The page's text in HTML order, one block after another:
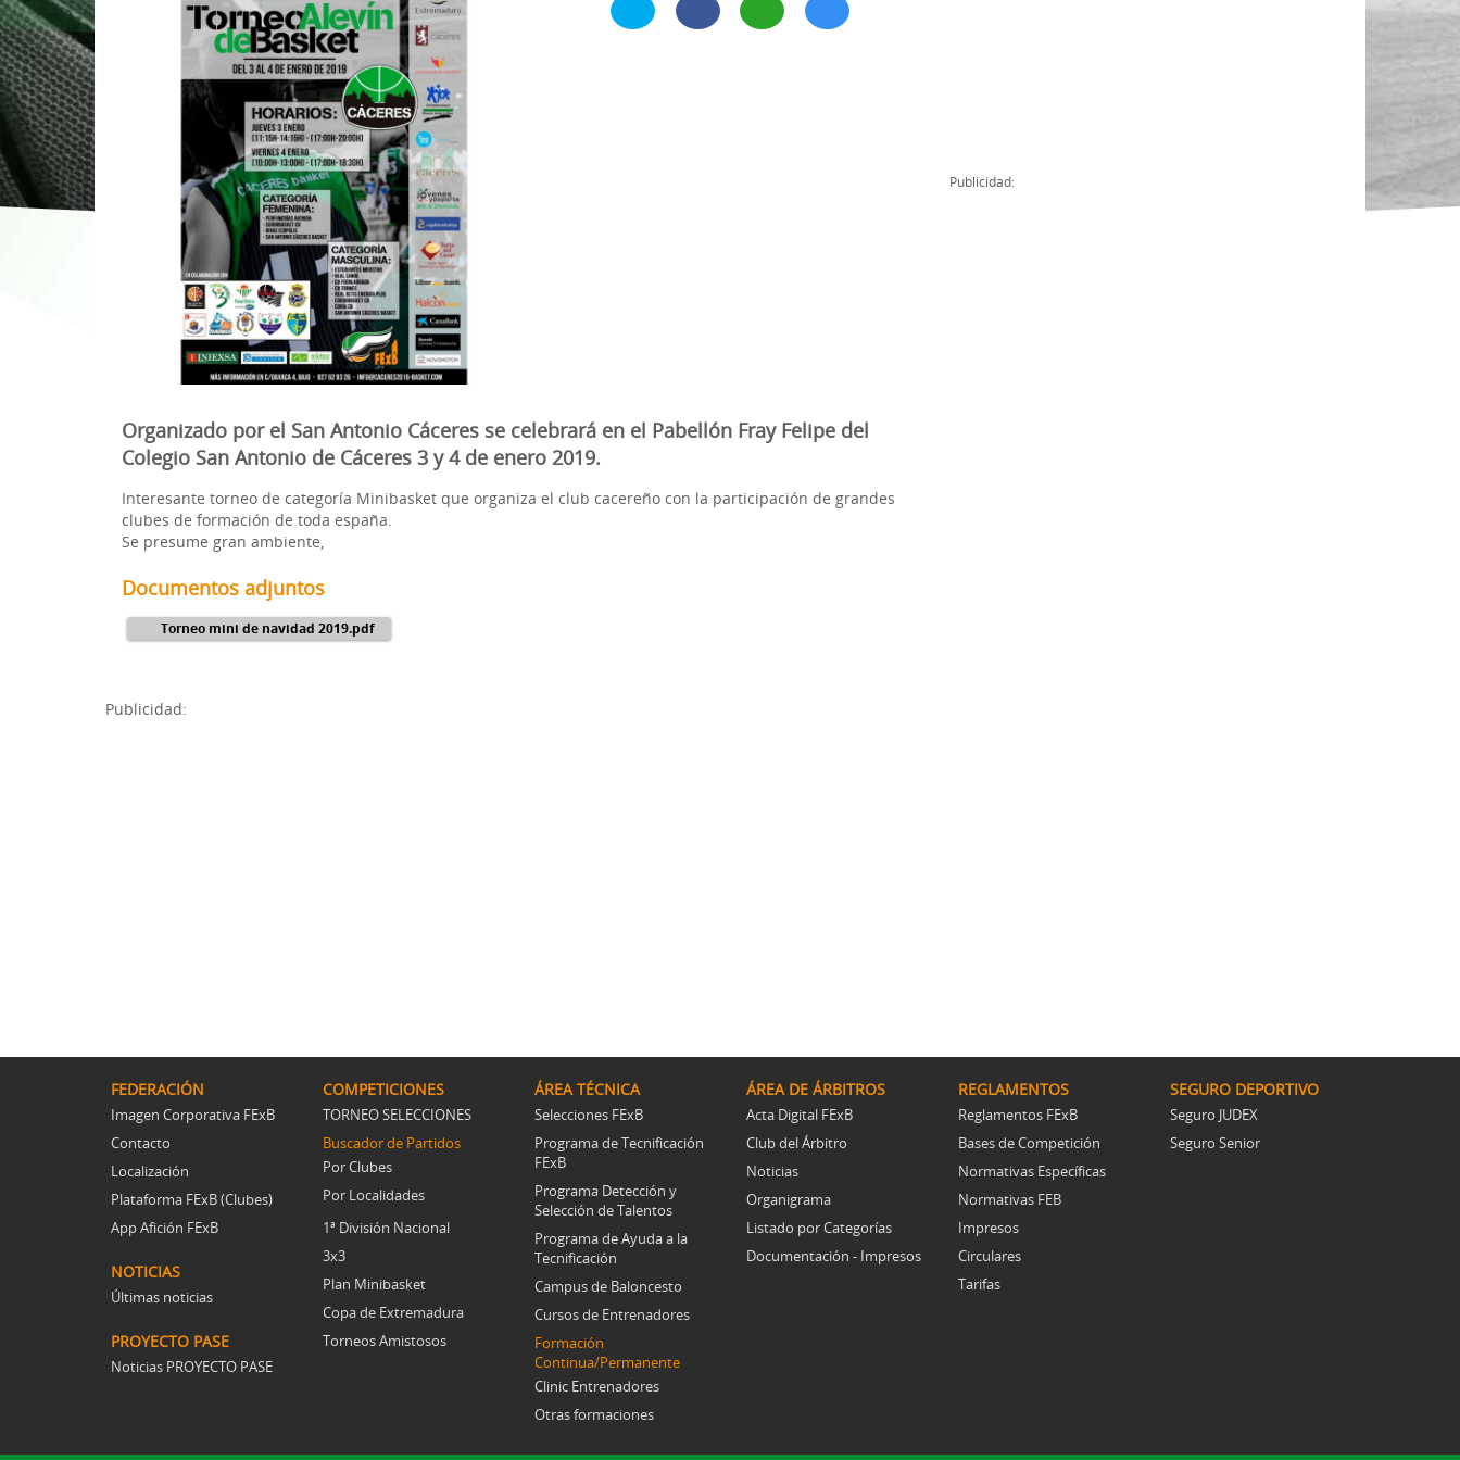
1ª División Nacional
3x3
Plan Minibasket
Copa de Extremadura
Torneos Amistosos
Formación Continua/Permanente
Tarifas
Subvenciones
Organizado por el San Antonio Cáceres se celebrará en el Pabellón Fray Felipe del
Colegio San Antonio de Cáceres 3 y 4 de enero 2019.
Interesante torneo de categoría Minibasket que organiza el club cacereño con la participación de grandes
clubes de formación de toda españa.
Se presume gran ambiente,
Documentos adjuntos
Torneo mini de navidad 2019.pdf
Publicidad:
Publicidad:
FEDERACIÓN
Imagen Corporativa FExB
Contacto
Localización
Plataforma FExB (Clubes)
App Afición FExB
NOTICIAS
Últimas noticias
PROYECTO PASE
Noticias PROYECTO PASE
COMPETICIONES
TORNEO SELECCIONES
Buscador de Partidos
Por Clubes
Por Localidades
1ª División Nacional
3x3
Plan Minibasket
Copa de Extremadura
Torneos Amistosos
ÁREA TÉCNICA
Selecciones FExB
Programa de Tecnificación
FExB
Programa Detección y
Selección de Talentos
Programa de Ayuda a la
Tecnificación
Campus de Baloncesto
Cursos de Entrenadores
Formación
Continua/Permanente
Clinic Entrenadores
Otras formaciones
ÁREA DE ÁRBITROS
Acta Digital FExB
Club del Árbitro
Noticias
Organigrama
Listado por Categorías
Documentación - Impresos
REGLAMENTOS
Reglamentos FExB
Bases de Competición
Normativas Específicas
Normativas FEB
Impresos
Circulares
Tarifas
SEGURO DEPORTIVO
Seguro JUDEX
Seguro Senior